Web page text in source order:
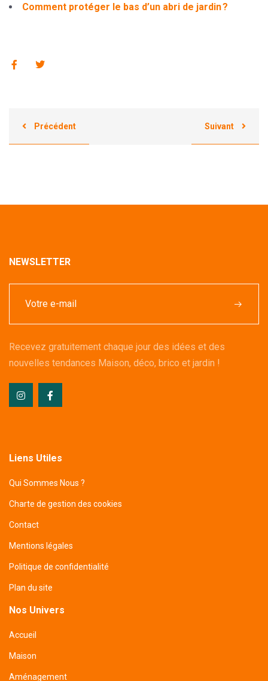
Comment protéger le bas d’un abri de jardin ?
Précédent Suivant
NEWSLETTER
Recevez gratuitement chaque jour des idées et des
nouvelles tendances Maison, déco, brico et jardin !
Liens Utiles
Qui Sommes Nous ?
Charte de gestion des cookies
Contact
Mentions légales
Politique de confidentialité
Plan du site
Nos Univers
Accueil
Maison
Aménagement